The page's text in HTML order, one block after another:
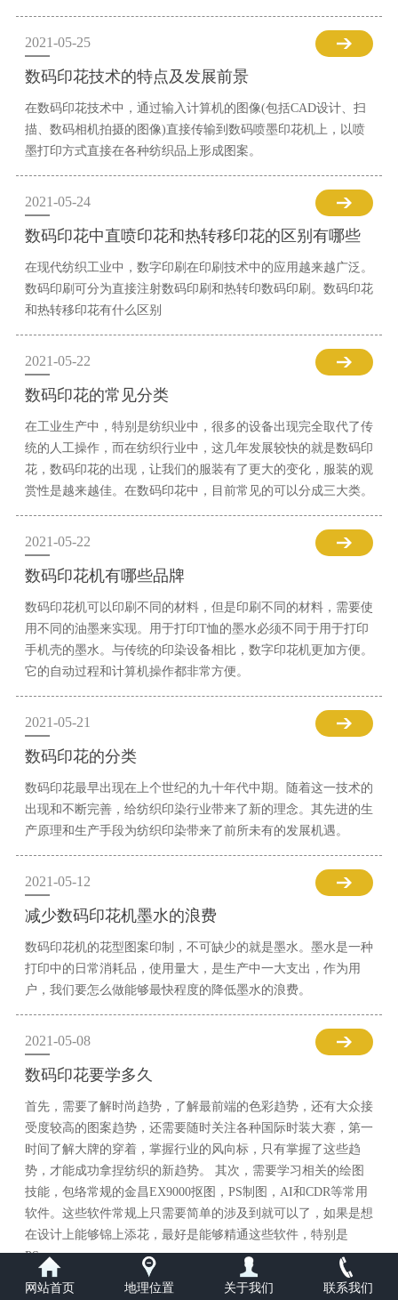
2021-05-25
数码印花技术的特点及发展前景
在数码印花技术中，通过输入计算机的图像(包括CAD设计、扫
描、数码相机拍摄的图像)直接传输到数码喷墨印花机上，以喷
墨打印方式直接在各种纺织品上形成图案。
2021-05-24
数码印花中直喷印花和热转移印花的区别有哪些
在现代纺织工业中，数字印刷在印刷技术中的应用越来越广泛。
数码印刷可分为直接注射数码印刷和热转印数码印刷。数码印花
和热转移印花有什么区别
2021-05-22
数码印花的常见分类
在工业生产中，特别是纺织业中，很多的设备出现完全取代了传
统的人工操作，而在纺织行业中，这几年发展较快的就是数码印
花，数码印花的出现，让我们的服装有了更大的变化，服装的观
赏性是越来越佳。在数码印花中，目前常见的可以分成三大类。
2021-05-22
数码印花机有哪些品牌
数码印花机可以印刷不同的材料，但是印刷不同的材料，需要使
用不同的油墨来实现。用于打印T恤的墨水必须不同于用于打印
手机壳的墨水。与传统的印染设备相比，数字印花机更加方便。
它的自动过程和计算机操作都非常方便。
2021-05-21
数码印花的分类
数码印花最早出现在上个世纪的九十年代中期。随着这一技术的
出现和不断完善，给纺织印染行业带来了新的理念。其先进的生
产原理和生产手段为纺织印染带来了前所未有的发展机遇。
2021-05-12
减少数码印花机墨水的浪费
数码印花机的花型图案印制，不可缺少的就是墨水。墨水是一种
打印中的日常消耗品，使用量大，是生产中一大支出，作为用
户，我们要怎么做能够最快程度的降低墨水的浪费。
2021-05-08
数码印花要学多久
首先，需要了解时尚趋势，了解最前端的色彩趋势，还有大众接
受度较高的图案趋势，还需要随时关注各种国际时装大赛，第一
时间了解大牌的穿着，掌握行业的风向标，只有掌握了这些趋
势，才能成功拿捏纺织的新趋势。 其次，需要学习相关的绘图
技能，包络常规的金昌EX9000抠图，PS制图，AI和CDR等常用
软件。这些软件常规上只需要简单的涉及到就可以了，如果是想
在设计上能够锦上添花，最好是能够精通这些软件，特别是
PS。
网站首页 地理位置 关于我们 联系我们